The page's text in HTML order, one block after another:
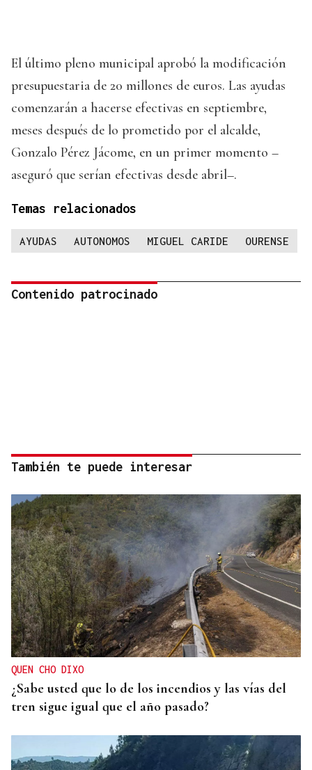
El último pleno municipal aprobó la modificación
presupuestaria de 20 millones de euros. Las ayudas
comenzarán a hacerse efectivas en septiembre,
meses después de lo prometido por el alcalde,
Gonzalo Pérez Jácome, en un primer momento –
aseguró que serían efectivas desde abril–.
Temas relacionados
AYUDAS AUTONOMOS MIGUEL CARIDE OURENSE
Contenido patrocinado
También te puede interesar
QUEN CHO DIXO
¿Sabe usted que lo de los incendios y las vías del
tren sigue igual que el año pasado?